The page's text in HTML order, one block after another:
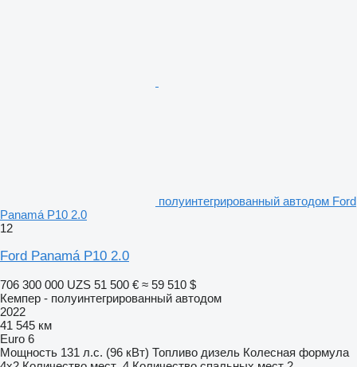
полуинтегрированный автодом Ford
Panamá P10 2.0
12
Ford Panamá P10 2.0
706 300 000 UZS 51 500 € ≈ 59 510 $
Кемпер - полуинтегрированный автодом
2022
41 545 км
Euro 6
Мощность 131 л.с. (96 кВт) Топливо дизель Колесная формула